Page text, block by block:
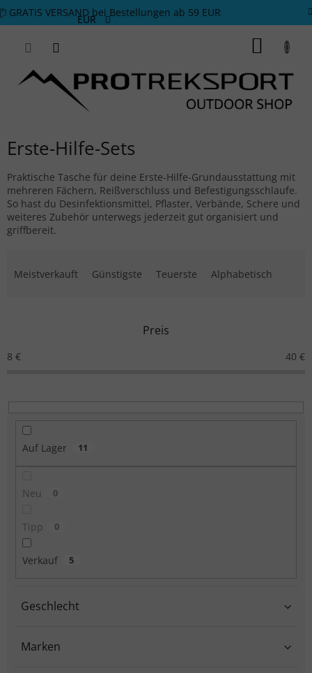
Zum Inhalt springen
GRATIS VERSAND bei Bestellungen ab 59 EUR
EUR
Erste-Hilfe-Sets
Praktische Tasche für deine Erste-Hilfe-Grundausstattung mit
mehreren Fächern, Reißverschluss und Befestigungsschlaufe.
So hast du Desinfektionsmittel, Pflaster, Verbände, Schere und
weiteres Zubehör unterwegs jederzeit gut organisiert und
griffbereit.
Meistverkauft Günstigste Teuerste Alphabetisch
Preis
8 € 40 €
Auf Lager 11
Neu 0
Tipp 0
Verkauf 5
Marken
Geschlecht